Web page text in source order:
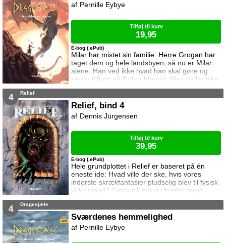
Milar har mistet sin familie. Herre Grogan har
taget dem og hele landsbyen, så nu er Milar
alene. Han ved ikke hvad han skal gøre og
søger tilflugt på Rolan-bjerget. Men heller ikke
der er han i sikkerhed. Dronningens mænd
bjerget. Kan Milar beskytte den?
E-bog (.ePub)
Pernille Eybye
Tilføj til kurv
19,95
4 Relief
Relief, bind 4
Hele grundplottet i Relief er baseret på én
eneste ide: Hvad ville der ske, hvis vores
inderste skrækfantasier pludselig blev til fysisk
virkelighed? Tænk på det du frygter mest -
eksempelvis en vampyr, en børneædende
og forestil dig så, at dette mareridt dukker op i
din dagligdag, forfølger dig på vej hjem fra
skole, lurer i din baghave og trænger ind på dit
E-bog (.ePub)
Dennis Jürgensen
Tilføj til kurv
39,95
4 Dragesjæle
Sværdenes hemmelighed
Pernille Eybye